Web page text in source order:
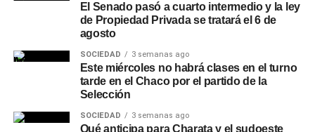
El Senado pasó a cuarto intermedio y la ley
de Propiedad Privada se tratará el 6 de
agosto
SOCIEDAD 3 semanas ago
Este miércoles no habrá clases en el turno
tarde en el Chaco por el partido de la
Selección
SOCIEDAD 3 semanas ago
Qué anticipa para Charata y el sudoeste